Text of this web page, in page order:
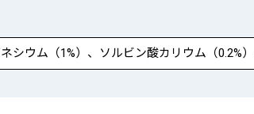
ウム（1%）、ソルビン酸カリウム（0.2%）